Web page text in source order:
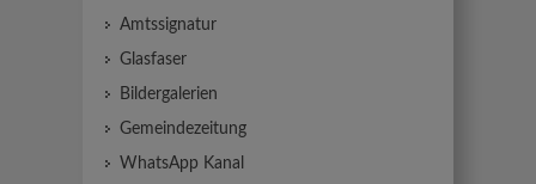
Amtssignatur
Glasfaser
Bildergalerien
Gemeindezeitung
WhatsApp Kanal